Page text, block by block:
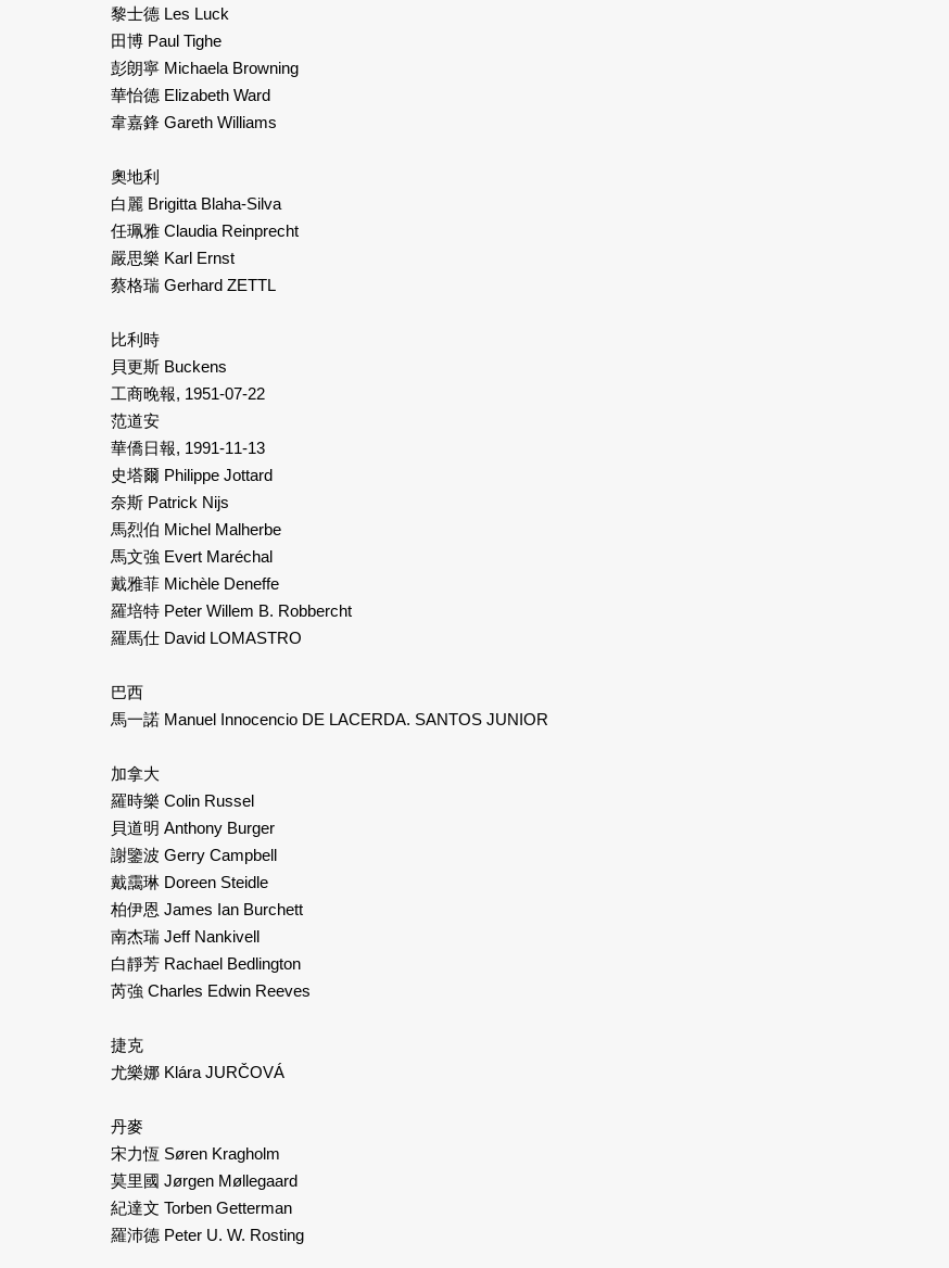
黎士德 Les Luck
田博 Paul Tighe
彭朗寧 Michaela Browning
華怡德 Elizabeth Ward
韋嘉鋒 Gareth Williams
奧地利
白麗 Brigitta Blaha-Silva
任珮雅 Claudia Reinprecht
嚴思樂 Karl Ernst
蔡格瑞 Gerhard ZETTL
比利時
貝更斯 Buckens
工商晚報, 1951-07-22
范道安
華僑日報, 1991-11-13
史塔爾 Philippe Jottard
奈斯 Patrick Nijs
馬烈伯 Michel Malherbe
馬文強 Evert Maréchal
戴雅菲 Michèle Deneffe
羅培特 Peter Willem B. Robbercht
羅馬仕 David LOMASTRO
巴西
馬一諾 Manuel Innocencio DE LACERDA. SANTOS JUNIOR
加拿大
羅時樂 Colin Russel
貝道明 Anthony Burger
謝鑒波 Gerry Campbell
戴靄琳 Doreen Steidle
柏伊恩 James Ian Burchett
南杰瑞 Jeff Nankivell
白靜芳 Rachael Bedlington
芮強 Charles Edwin Reeves
捷克
尤樂娜 Klára JURČOVÁ
丹麥
宋力恆 Søren Kragholm
莫里國 Jørgen Møllegaard
紀達文 Torben Getterman
羅沛德 Peter U. W. Rosting